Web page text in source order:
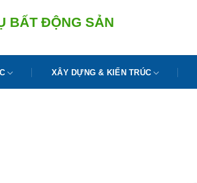
BẤT ĐỘNG SẢN
XÂY DỰNG & KIẾN TRÚC